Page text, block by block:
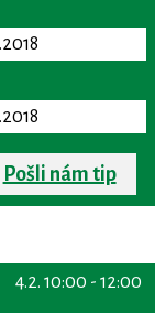
Pošli nám tip
4.2. 10:00 - 12:00